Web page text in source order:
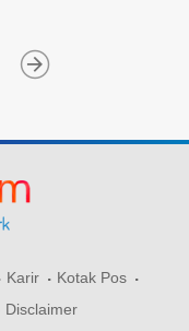
Karir
Kotak Pos
Disclaimer